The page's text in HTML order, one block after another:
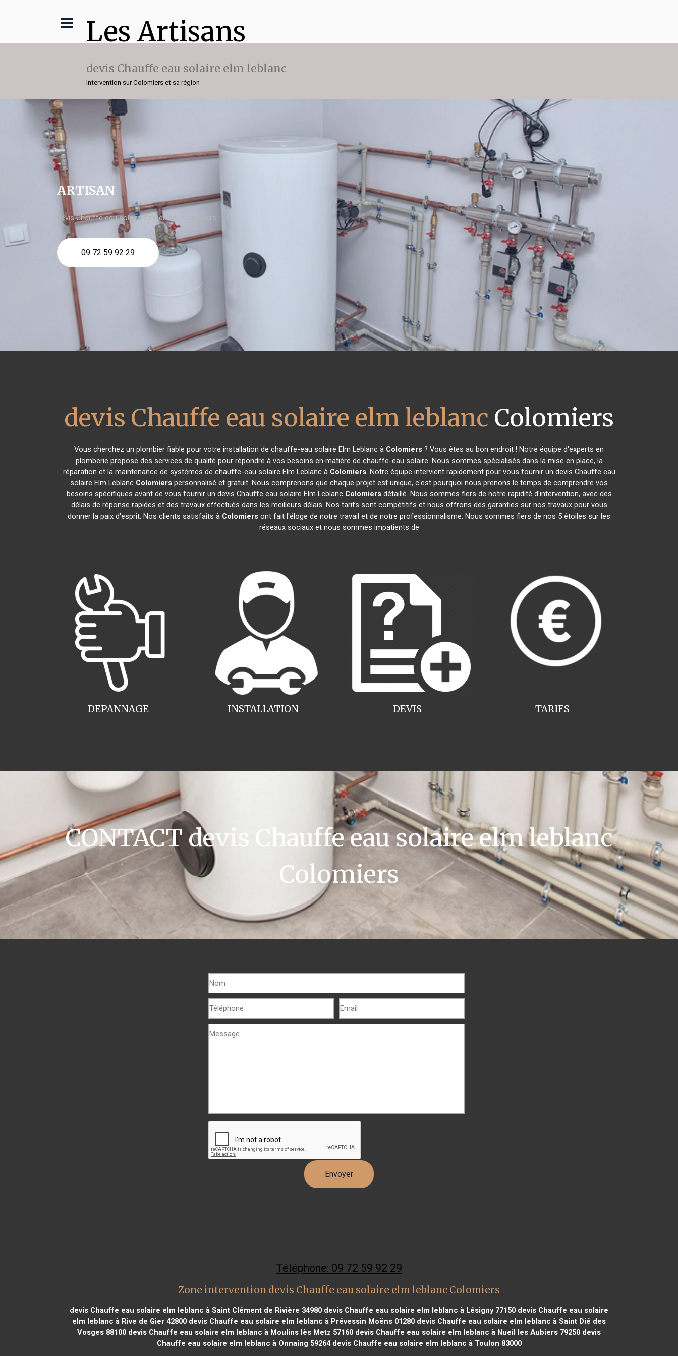
Les Artisans
devis Chauffe eau solaire elm leblanc
Intervention sur Colomiers et sa région
ARTISAN
devis Chauffe eau solaire elm leblanc Colomiers
09 72 59 92 29
devis Chauffe eau solaire elm leblanc Colomiers
Vous cherchez un plombier fiable pour votre installation de chauffe-eau solaire Elm Leblanc à Colomiers ? Vous êtes au bon endroit ! Notre équipe d'experts en
plomberie propose des services de qualité pour répondre à vos besoins en matière de chauffe-eau solaire. Nous sommes spécialisés dans la mise en place, la
réparation et la maintenance de systèmes de chauffe-eau solaire Elm Leblanc à Colomiers. Notre équipe intervient rapidement pour vous fournir un devis Chauffe eau
solaire Elm Leblanc Colomiers personnalisé et gratuit. Nous comprenons que chaque projet est unique, c'est pourquoi nous prenons le temps de comprendre vos
besoins spécifiques avant de vous fournir un devis Chauffe eau solaire Elm Leblanc Colomiersdétaillé. Nous sommes fiers de notre rapidité d'intervention, avec des
délais de réponse rapides et des travaux effectués dans les meilleurs délais. Nos tarifs sont compétitifs et nous offrons des garanties sur nos travaux pour vous
donner la paix d'esprit. Nos clients satisfaits à Colomiers ont fait l'éloge de notre travail et de notre professionnalisme. Nous sommes fiers de nos 5 étoiles sur les
réseaux sociaux et nous sommes impatients de
INSTALLATION
DEPANNAGE TARIFS
DEVIS
CONTACT devis Chauffe eau solaire elm leblanc
Colomiers
Téléphone: 09 72 59 92 29
Zone intervention devis Chauffe eau solaire elm leblanc Colomiers
devis Chauffe eau solaire elm leblanc à Saint Clément de Rivière 34980 devis Chauffe eau solaire elm leblanc à Lésigny 77150 devis Chauffe eau solaire
elm leblanc à Rive de Gier 42800 devis Chauffe eau solaire elm leblanc à Prévessin Moëns 01280 devis Chauffe eau solaire elm leblanc à Saint Dié des
Vosges 88100 devis Chauffe eau solaire elm leblanc à Moulins lès Metz 57160 devis Chauffe eau solaire elm leblanc à Nueil les Aubiers 79250 devis
Chauffe eau solaire elm leblanc à Onnaing 59264devis Chauffe eau solaire elm leblanc à Toulon 83000